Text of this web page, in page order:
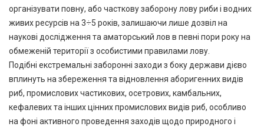
організувати повну, або часткову заборону лову риби і водних
живих ресурсів на 3÷5 років, залишаючи лише дозвіл на
наукові дослідження та аматорський лов в певні пори року на
обмеженій території з особистими правилами лову.
Подібні екстремальні заборонні заходи з боку держави дієво
вплинуть на збереження та відновлення аборигенних видів
риб, промислових частикових, осетрових, камбальних,
кефалевих та інших цінних промислових видів риб, особливо
на фоні активного проведення заходів щодо природного і